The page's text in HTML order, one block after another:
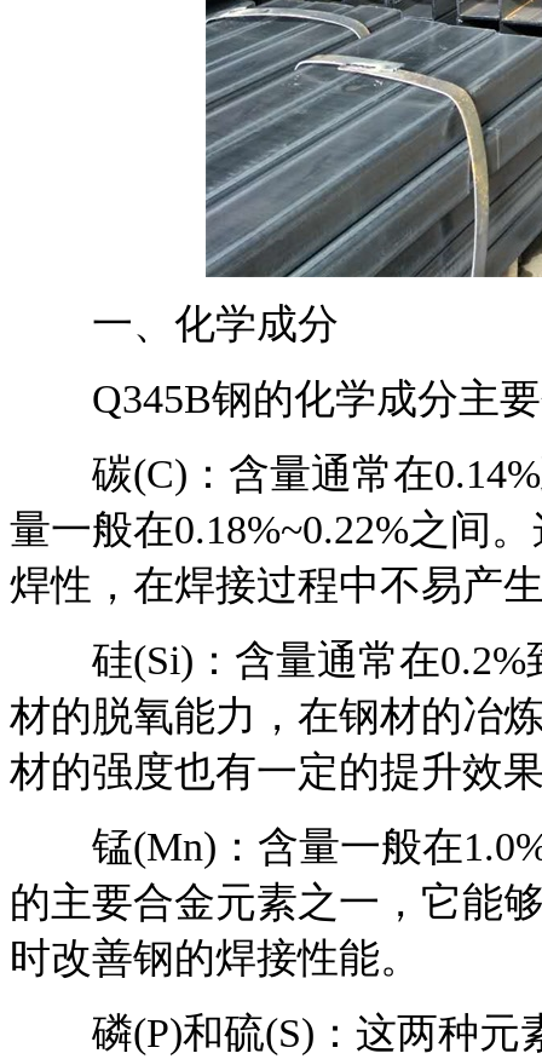
一、化学成分
Q345B钢的化学成分主要
碳(C)：含量通常在0.14%
量一般在0.18%~0.22%之间
焊性，在焊接过程中不易产
硅(Si)：含量通常在0.2%
材的脱氧能力，在钢材的冶
材的强度也有一定的提升效
锰(Mn)：含量一般在1.0%
的主要合金元素之一，它能
时改善钢的焊接性能。
磷(P)和硫(S)：这两种元